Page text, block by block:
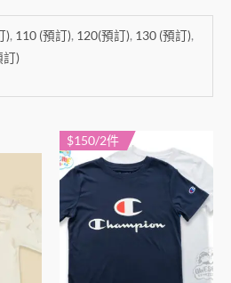
), 110 (預訂), 120(預訂), 130 (預訂),
訂)
有
多
種
$150/2件
產
品
有
款